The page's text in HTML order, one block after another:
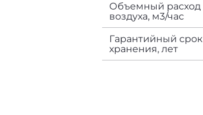
Объемный расход
воздуха, м3/час
Гарантийный срок
хранения, лет